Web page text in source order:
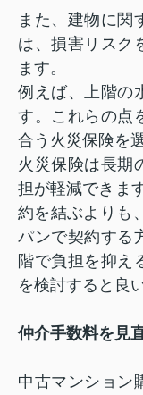
また、建物に関
は、損害リスク
ます。
例えば、上階の
す。これらの点
合う火災保険を
火災保険は長期
担が軽減できま
約を結ぶよりも
パンで契約する
階で負担を抑え
を検討すると良
仲介手数料を見
中古マンション